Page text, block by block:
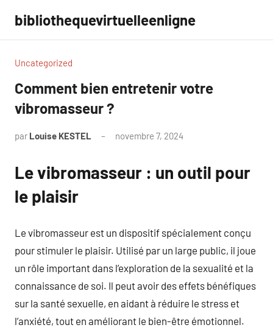
contenu
bibliothequevirtuelleenligne
Uncategorized
Comment bien entretenir votre
vibromasseur ?
par Louise KESTEL novembre 7, 2024
Le vibromasseur : un outil pour
le plaisir
Le vibromasseur est un dispositif spécialement conçu
pour stimuler le plaisir. Utilisé par un large public, il joue
un rôle important dans l’exploration de la sexualité et la
connaissance de soi. Il peut avoir des effets bénéfiques
sur la santé sexuelle, en aidant à réduire le stress et
l’anxiété, tout en améliorant le bien-être émotionnel.